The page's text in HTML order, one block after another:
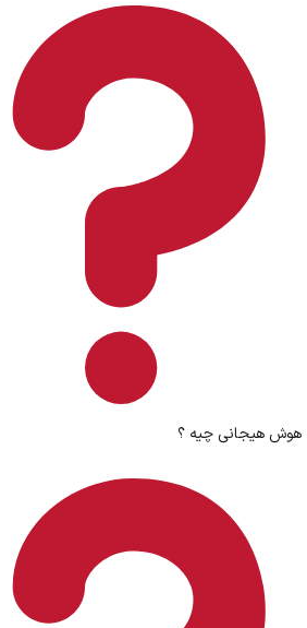
هوش هیجانی چیه ؟